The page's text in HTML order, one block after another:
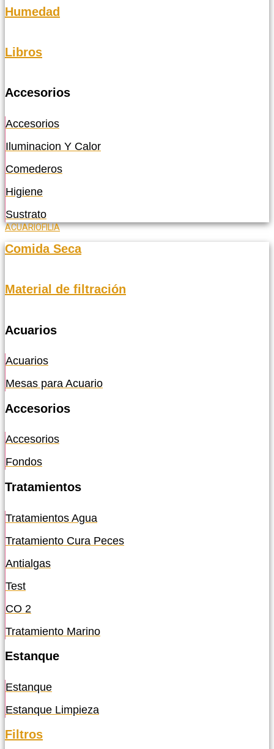
Humedad
Libros
Accesorios
Accesorios
Iluminacion Y Calor
Comederos
Higiene
Sustrato
ACUARIOFILIA
Comida Seca
Material de filtración
Acuarios
Acuarios
Mesas para Acuario
Accesorios
Accesorios
Fondos
Tratamientos
Tratamientos Agua
Tratamiento Cura Peces
Antialgas
Test
CO 2
Tratamiento Marino
Estanque
Estanque
Estanque Limpieza
Filtros